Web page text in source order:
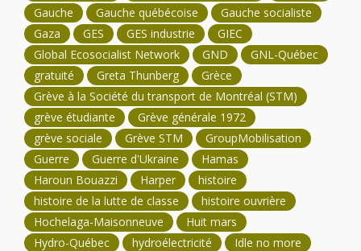
Gauche
Gauche québécoise
Gauche socialiste
Gaza
GES GES industrie
GIEC
Global Ecosocialist Network
GND
GNL-Québec
gratuité
Greta Thunberg
Grèce
Grève à la Société du transport de Montréal (STM)
grève étudiante
Grève générale 1972
grève sociale
Grève STM
GroupMobilisation
Guerre
Guerre d'Ukraine
Hamas
Haroun Bouazzi
Harper
histoire
histoire de la lutte de classe
histoire ouvrière
Hochelaga-Maisonneuve
Huit mars
Hydro-Québec
hydroélectricité
Idle no more